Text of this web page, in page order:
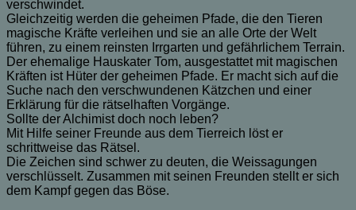
verschwindet.
Gleichzeitig werden die geheimen Pfade, die den Tieren
magische Kräfte verleihen und sie an alle Orte der Welt
führen, zu einem reinsten Irrgarten und gefährlichem Terrain.
Der ehemalige Hauskater Tom, ausgestattet mit magischen
Kräften ist Hüter der geheimen Pfade. Er macht sich auf die
Suche nach den verschwundenen Kätzchen und einer
Erklärung für die rätselhaften Vorgänge.
Sollte der Alchimist doch noch leben?
Mit Hilfe seiner Freunde aus dem Tierreich löst er
schrittweise das Rätsel.
Die Zeichen sind schwer zu deuten, die Weissagungen
verschlüsselt. Zusammen mit seinen Freunden stellt er sich
dem Kampf gegen das Böse.